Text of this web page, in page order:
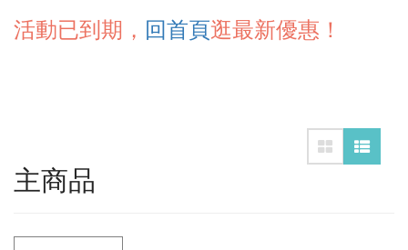
活動已到期， 回首頁逛最新優惠！
主商品